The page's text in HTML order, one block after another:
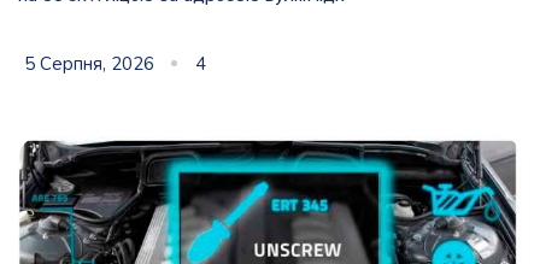
5 Серпня, 2026 4